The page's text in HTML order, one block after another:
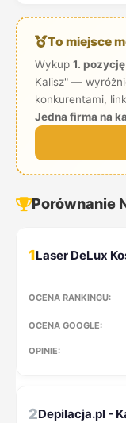
To miejsce
Wykup 1. pozycję
Kalisz" —
konkurentami,
Jedna firma na
Porównanie
1
2